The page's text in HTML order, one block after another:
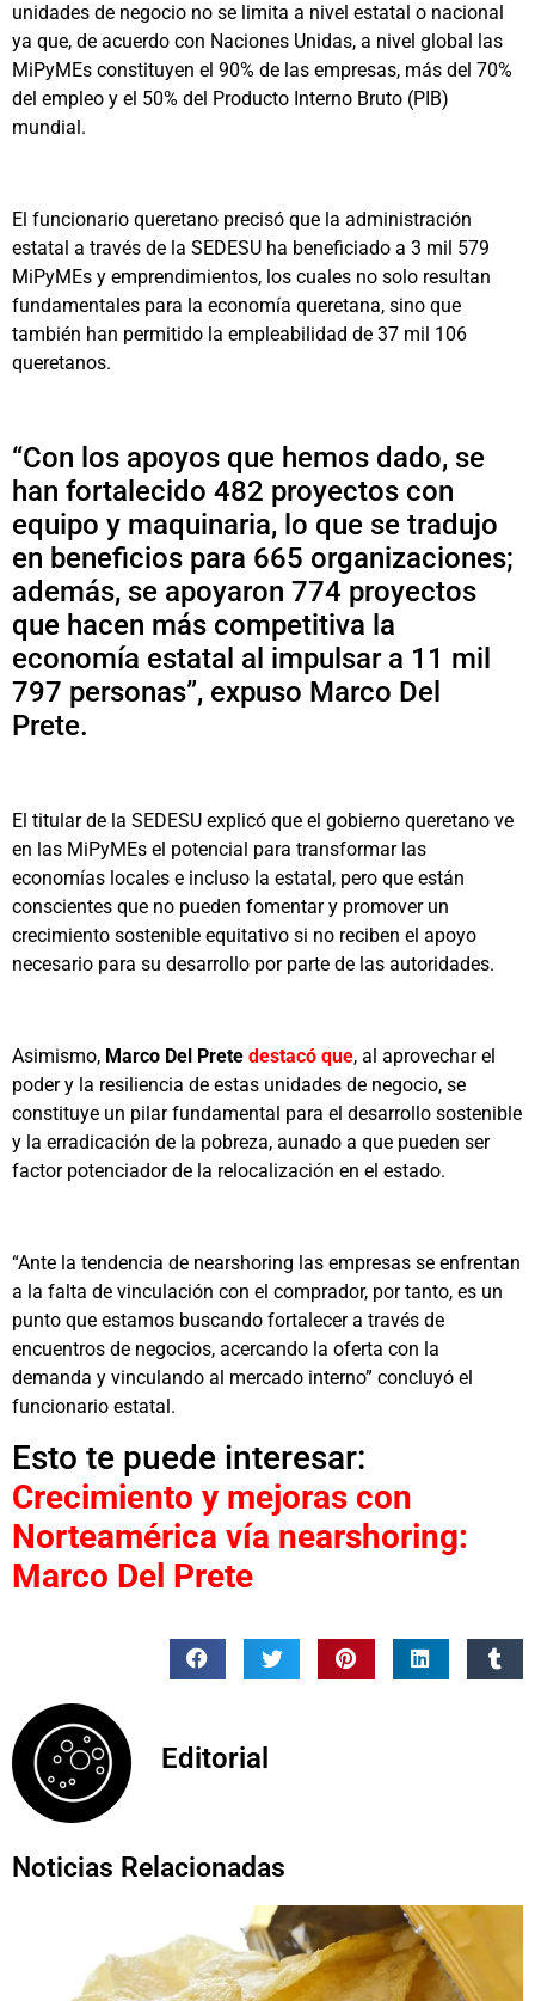
unidades de negocio no se limita a nivel estatal o nacional
ya que, de acuerdo con Naciones Unidas, a nivel global las
MiPyMEs constituyen el 90% de las empresas, más del 70%
del empleo y el 50% del Producto Interno Bruto (PIB)
mundial.
El funcionario queretano precisó que la administración
estatal a través de la SEDESU ha beneficiado a 3 mil 579
MiPyMEs y emprendimientos, los cuales no solo resultan
fundamentales para la economía queretana, sino que
también han permitido la empleabilidad de 37 mil 106
queretanos.
“Con los apoyos que hemos dado, se
han fortalecido 482 proyectos con
equipo y maquinaria, lo que se tradujo
en beneficios para 665 organizaciones;
además, se apoyaron 774 proyectos
que hacen más competitiva la
economía estatal al impulsar a 11 mil
797 personas”, expuso Marco Del
Prete.
El titular de la SEDESU explicó que el gobierno queretano ve
en las MiPyMEs el potencial para transformar las
economías locales e incluso la estatal, pero que están
conscientes que no pueden fomentar y promover un
crecimiento sostenible equitativo si no reciben el apoyo
necesario para su desarrollo por parte de las autoridades.
Asimismo, Marco Del Prete destacó que, al aprovechar el
poder y la resiliencia de estas unidades de negocio, se
constituye un pilar fundamental para el desarrollo sostenible
y la erradicación de la pobreza, aunado a que pueden ser
factor potenciador de la relocalización en el estado.
“Ante la tendencia de nearshoring las empresas se enfrentan
a la falta de vinculación con el comprador, por tanto, es un
punto que estamos buscando fortalecer a través de
encuentros de negocios, acercando la oferta con la
demanda y vinculando al mercado interno” concluyó el
funcionario estatal.
Esto te puede interesar:
Crecimiento y mejoras con
Norteamérica vía nearshoring:
Marco Del Prete
Editorial
Noticias Relacionadas